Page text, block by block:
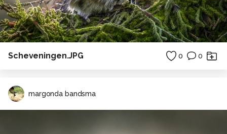
Scheveningen.JPG 0 0
margonda bandsma